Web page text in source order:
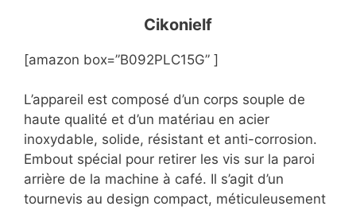
Cikonielf
[amazon box=”B092PLC15G” ]
L’appareil est composé d’un corps souple de
haute qualité et d’un matériau en acier
inoxydable, solide, résistant et anti-corrosion.
Embout spécial pour retirer les vis sur la paroi
arrière de la machine à café. Il s’agit d’un
tournevis au design compact, méticuleusement